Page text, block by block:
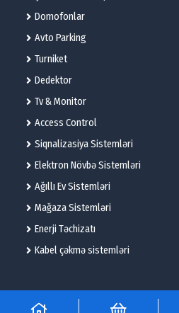
Domofonlar
Avto Parking
Turniket
Dedektor
Tv & Monitor
Access Control
Siqnalizasiya Sistemləri
Elektron Növbə Sistemləri
Ağıllı Ev Sistemləri
Mağaza Sistemləri
Enerji Təchizatı
Kabel çəkmə sistemləri
© 2025 – Flame